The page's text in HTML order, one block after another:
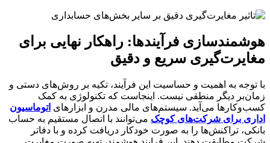
هوشمندسازی فرآیندها: راهکار نهایی برای
مغایرت‌گیری سریع و دقیق
با توجه به اهمیت و حساسیت این فرآیند، تکیه بر روش‌های دستی و
زمان‌بر دیگر منطقی نیست. اینجاست که تکنولوژی به کمک
کسب‌وکارها می‌آید. سیستم‌های مالی مدرن و ابزارهای اتوماسیون
اداری برای شرکت‌های کوچک می‌توانند با اتصال مستقیم به حساب
بانکی، تراکنش‌ها را به صورت خودکار دریافت کرده و با دفاتر